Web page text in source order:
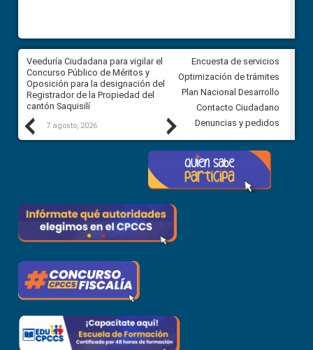
Previous
Veeduría Ciudadana para vigilar el
Concurso Público de Méritos y
Oposición para la designación del
Registrador de la Propiedad del
cantón Saquisilí
7 agosto, 2026
Veeduría Ciudadana para
construcción del asfaltado de
Ballenita del cantón Santa
7 agosto, 2026
Next
Encuesta de servicios
Optimización de trámites
Plan Nacional Desarrollo
Contacto Ciudadano
Denuncias y pedidos